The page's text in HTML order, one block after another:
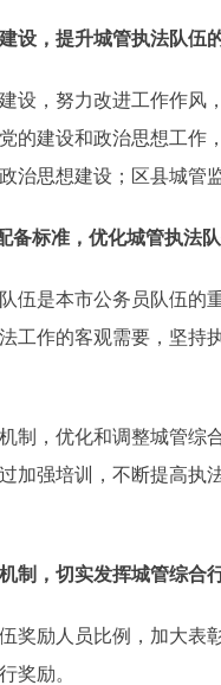
设，提升城管执法队伍
，努力改进工作作风，
的建设和政治思想工作
治思想建设；区县城
标准，优化城管执法
是本市公务员队伍的重
工作的客观需要，坚持
，优化和调整城管综合
加强培训，不断提高执
制，切实发挥城管综合
励人员比例，加大表彰
奖励。